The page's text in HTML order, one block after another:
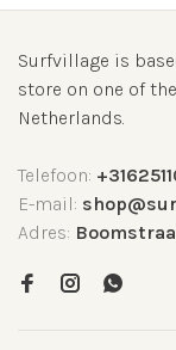
Surfvillage is
store on one of
Netherlands.
Telefoon:
E-mail:
Adres: